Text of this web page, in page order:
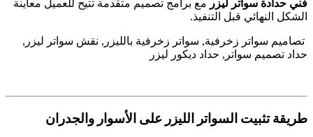
فني حدادة سواتر ليزر مع برامج تصميم متقدمة تتيح للعميل معاينة
الشكل النهائي قبل التنفيذ.
تصاميم سواتر زخرفية, سواتر زخرفية بالليزر, نقش سواتر ليزر,
حداد تصميم سواتر, حداد ديكور ليزر
طريقة تثبيت السواتر الليزر على الأسوار والجدران